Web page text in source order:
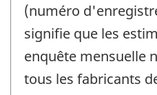
(numéro
signifie que les
enquête mensuelle
tous les fabricants